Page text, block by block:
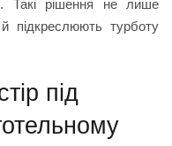
Такі рішення не лише
підкреслюють турботу
під